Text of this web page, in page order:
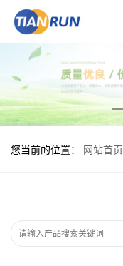
您当前的位置： 网站首页